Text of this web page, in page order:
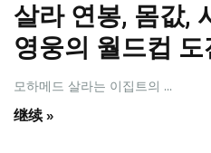
살라 연봉, 몸값,
영웅의 월드컵 도
모하메드 살라는 이집트의 ...
继续 »